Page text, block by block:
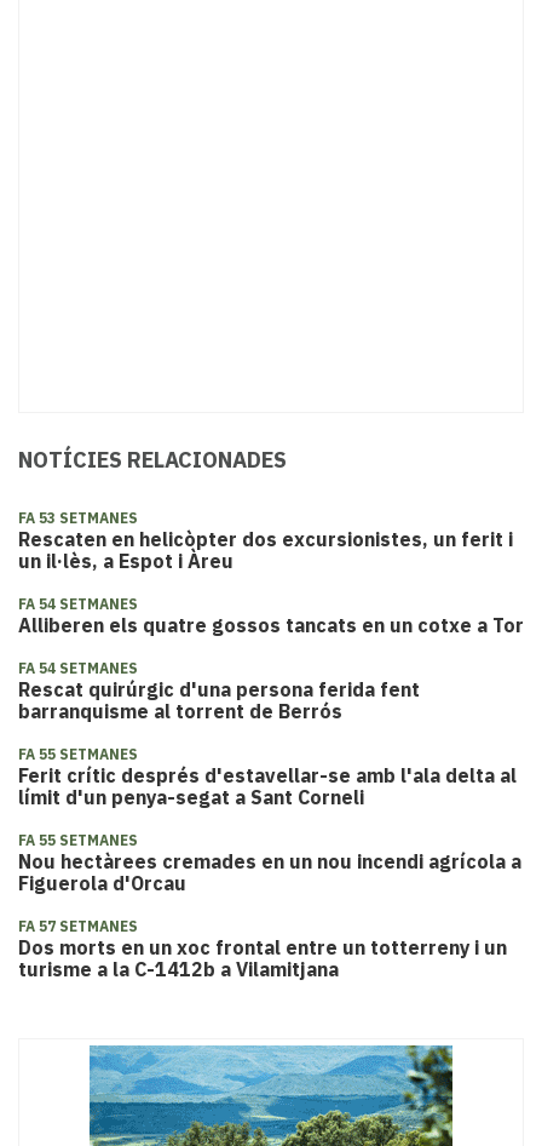
NOTÍCIES RELACIONADES
FA 53 SETMANES
Rescaten en helicòpter dos excursionistes, un ferit i
un il·lès, a Espot i Àreu
FA 54 SETMANES
Alliberen els quatre gossos tancats en un cotxe a Tor
FA 54 SETMANES
Rescat quirúrgic d'una persona ferida fent
barranquisme al torrent de Berrós
FA 55 SETMANES
Ferit crític després d'estavellar-se amb l'ala delta al
límit d'un penya-segat a Sant Corneli
FA 55 SETMANES
Nou hectàrees cremades en un nou incendi agrícola a
Figuerola d'Orcau
FA 57 SETMANES
Dos morts en un xoc frontal entre un totterreny i un
turisme a la C-1412b a Vilamitjana